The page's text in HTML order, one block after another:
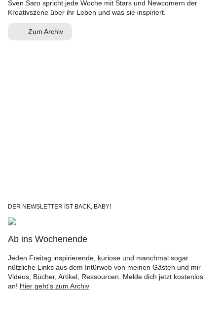
Sven Saro spricht jede Woche mit Stars und Newcomern der
Kreativszene über ihr Leben und was sie inspiriert.
Zum Archiv
DER NEWSLETTER IST BACK, BABY!
Ab ins Wochenende
Jeden Freitag inspirierende, kuriose und manchmal sogar
nützliche Links aus dem Int0rweb von meinen Gästen und mir –
Videos, Bücher, Artikel, Ressourcen. Melde dich jetzt kostenlos
an! Hier geht's zum Archiv